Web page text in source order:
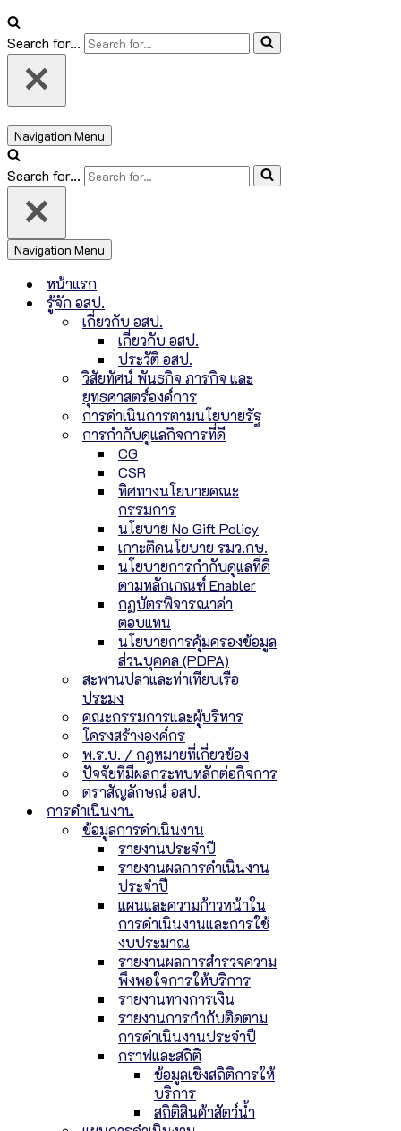
Search for...
Navigation Menu
Search for...
Navigation Menu
หน้าแรก
รู้จัก อสป.
เกี่ยวกับ อสป.
เกี่ยวกับ อสป.
ประวัติ อสป.
วิสัยทัศน์ พันธกิจ ภารกิจ และ
ยุทธศาสตร์องค์การ
การดำเนินการตามนโยบายรัฐ
การกำกับดูแลกิจการที่ดี
CG
CSR
ทิศทางนโยบายคณะ
กรรมการ
นโยบาย No Gift Policy
เกาะติดนโยบาย รมว.กษ.
นโยบายการกำกับดูแลที่ดี
ตามหลักเกณฑ์ Enabler
กฏบัตรพิจารณาค่า
ตอบแทน
นโยบายการคุ้มครองข้อมูล
ส่วนบุคคล (PDPA)
สะพานปลาและท่าเทียบเรือ
ประมง
คณะกรรมการและผู้บริหาร
โครงสร้างองค์กร
พ.ร.บ. / กฎหมายที่เกี่ยวข้อง
ปัจจัยที่มีผลกระทบหลักต่อกิจการ
ตราสัญลักษณ์ อสป.
การดำเนินงาน
ข้อมูลการดำเนินงาน
รายงานประจำปี
รายงานผลการดำเนินงาน
ประจำปี
แผนและความก้าวหน้าใน
การดำเนินงานและการใช้
งบประมาณ
รายงานผลการสำรวจความ
พึงพอใจการให้บริการ
รายงานทางการเงิน
รายงานการกำกับติดตาม
การดำเนินงานประจำปี
กราฟและสถิติ
ข้อมูลเชิงสถิติการให้
บริการ
สถิติสินค้าสัตว์น้ำ